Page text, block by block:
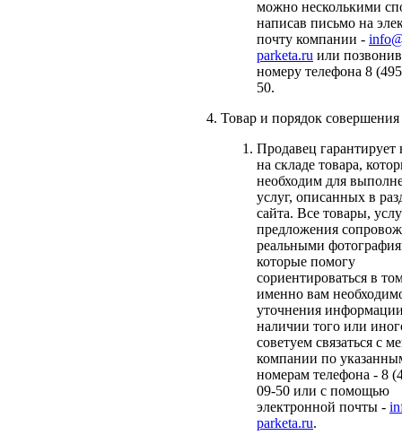
можно несколькими
написав письмо на
почту компании -
parketa.ru или
номеру телефона 8
50.
Товар и порядок совершения
Продавец гарантирует
на складе товара,
необходим для
услуг, описанных в
сайта. Все товары,
предложения
реальными
которые помогу
сориентироваться в
именно вам
уточнения
наличии того или
советуем связаться с
компании по
номерам телефона - 8
09-50 или с помощью
электронной почты -
parketa.ru.